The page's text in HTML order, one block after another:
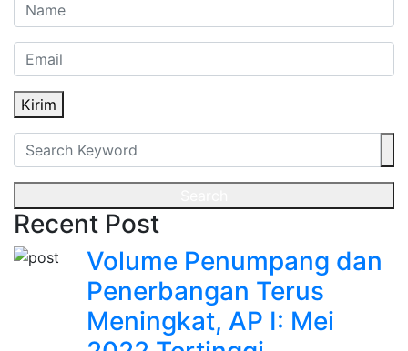
Kirim
Recent Post
Volume Penumpang dan
Penerbangan Terus
Meningkat, AP I: Mei